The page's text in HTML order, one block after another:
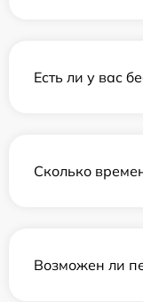
Есть ли у вас
Сколько
Возможен ли